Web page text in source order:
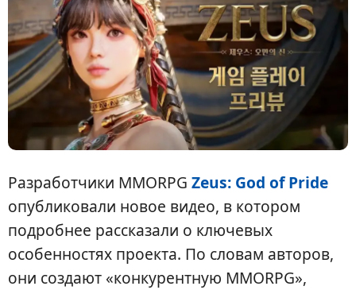
Разработчики MMORPG Zeus: God of Pride
опубликовали новое видео, в котором
подробнее рассказали о ключевых
особенностях проекта. По словам авторов,
они создают «конкурентную MMORPG»,